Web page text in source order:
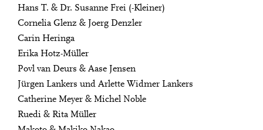
Hans T. & Dr. Susanne Frei (-Kleiner)
Cornelia Glenz & Joerg Denzler
Carin Heringa
Erika Hotz-Müller
Povl van Deurs & Aase Jensen
Jürgen Lankers und Arlette Widmer Lankers
Catherine Meyer & Michel Noble
Ruedi & Rita Müller